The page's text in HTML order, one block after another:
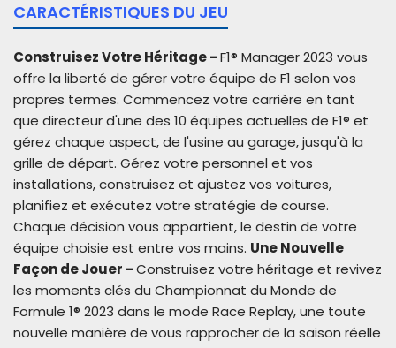
CARACTÉRISTIQUES DU JEU
Construisez Votre Héritage -F1® Manager 2023 vous
offre la liberté de gérer votre équipe de F1 selon vos
propres termes. Commencez votre carrière en tant
que directeur d'une des 10 équipes actuelles de F1® et
gérez chaque aspect, de l'usine au garage, jusqu'à la
grille de départ. Gérez votre personnel et vos
installations, construisez et ajustez vos voitures,
planifiez et exécutez votre stratégie de course.
Chaque décision vous appartient, le destin de votre
équipe choisie est entre vos mains. Une Nouvelle
Façon de Jouer -Construisez votre héritage et revivez
les moments clés du Championnat du Monde de
Formule 1® 2023 dans le mode Race Replay, une toute
nouvelle manière de vous rapprocher de la saison réelle